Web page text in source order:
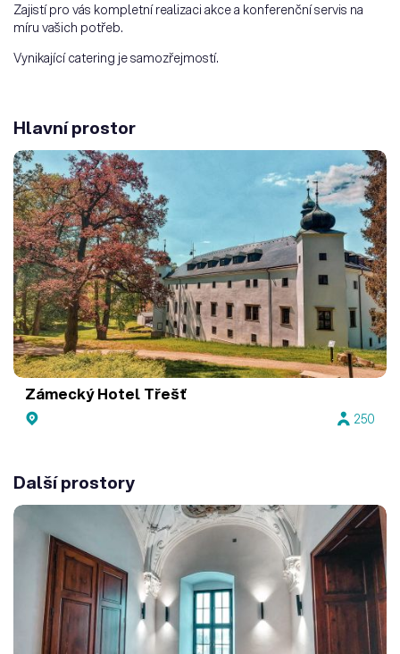
Zajistí pro vás kompletní realizaci akce a konferenční servis na
míru vašich potřeb.
Vynikající catering je samozřejmostí.
Hlavní prostor
Zámecký Hotel Třešť
250
Další prostory